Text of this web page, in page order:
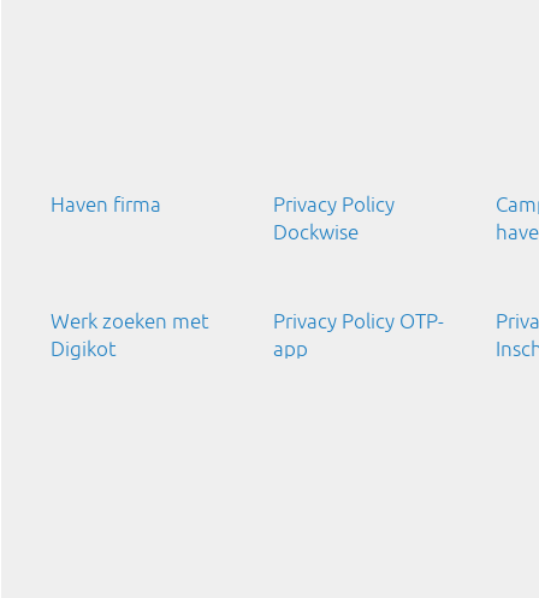
Haven firma
Privacy Policy
Dockwise
Werk zoeken met
Digikot
Privacy Policy OTP-
app